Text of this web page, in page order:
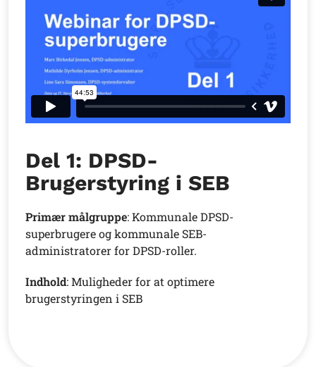
Del 1: DPSD-
Brugerstyring i SEB
Primær målgruppe: Kommunale DPSD-
superbrugere og kommunale SEB-
administratorer for DPSD-roller.
Indhold: Muligheder for at optimere
brugerstyringen i SEB